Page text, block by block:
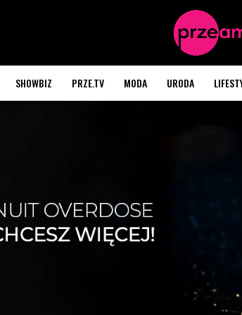
SHOWBIZ PRZE.TV MODA URODA